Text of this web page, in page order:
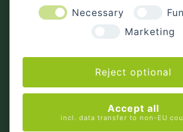
Achterfeld 103
Tel: 0159 - 011 184 17
Mail: info@foecker-ulfkotte.de
Necessary
Marketing
Reject optional
Accept all
incl. data transfer to non-EU